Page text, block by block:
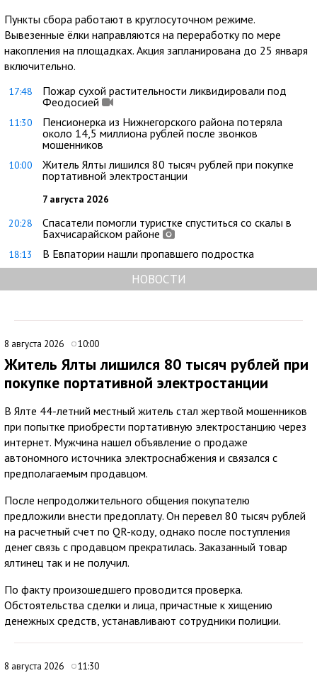
Пункты сбора работают в круглосуточном режиме.
Вывезенные ёлки направляются на переработку по мере
накопления на площадках. Акция запланирована до 25 января
включительно.
17:48
Пожар сухой растительности ликвидировали под
Феодосией
11:30
Пенсионерка из Нижнегорского района потеряла
около 14,5 миллиона рублей после звонков
мошенников
10:00
Житель Ялты лишился 80 тысяч рублей при покупке
портативной электростанции
7 августа 2026
20:28
Спасатели помогли туристке спуститься со скалы в
Бахчисарайском районе
18:13 В Евпатории нашли пропавшего подростка
НОВОСТИ
8 августа 2026 10:00
Житель Ялты лишился 80 тысяч рублей при
покупке портативной электростанции
В Ялте 44-летний местный житель стал жертвой мошенников
при попытке приобрести портативную электростанцию через
интернет. Мужчина нашел объявление о продаже
автономного источника электроснабжения и связался с
предполагаемым продавцом.
После непродолжительного общения покупателю
предложили внести предоплату. Он перевел 80 тысяч рублей
на расчетный счет по QR-коду, однако после поступления
денег связь с продавцом прекратилась. Заказанный товар
ялтинец так и не получил.
По факту произошедшего проводится проверка.
Обстоятельства сделки и лица, причастные к хищению
денежных средств, устанавливают сотрудники полиции.
8 августа 2026 11:30